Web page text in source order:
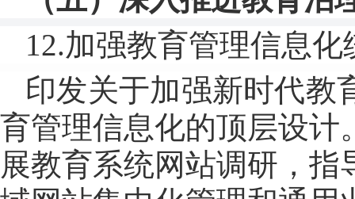
12.加强教育管理信息化
印发关于加强新时代教
育管理信息化的顶层设计
展教育系统网站调研，